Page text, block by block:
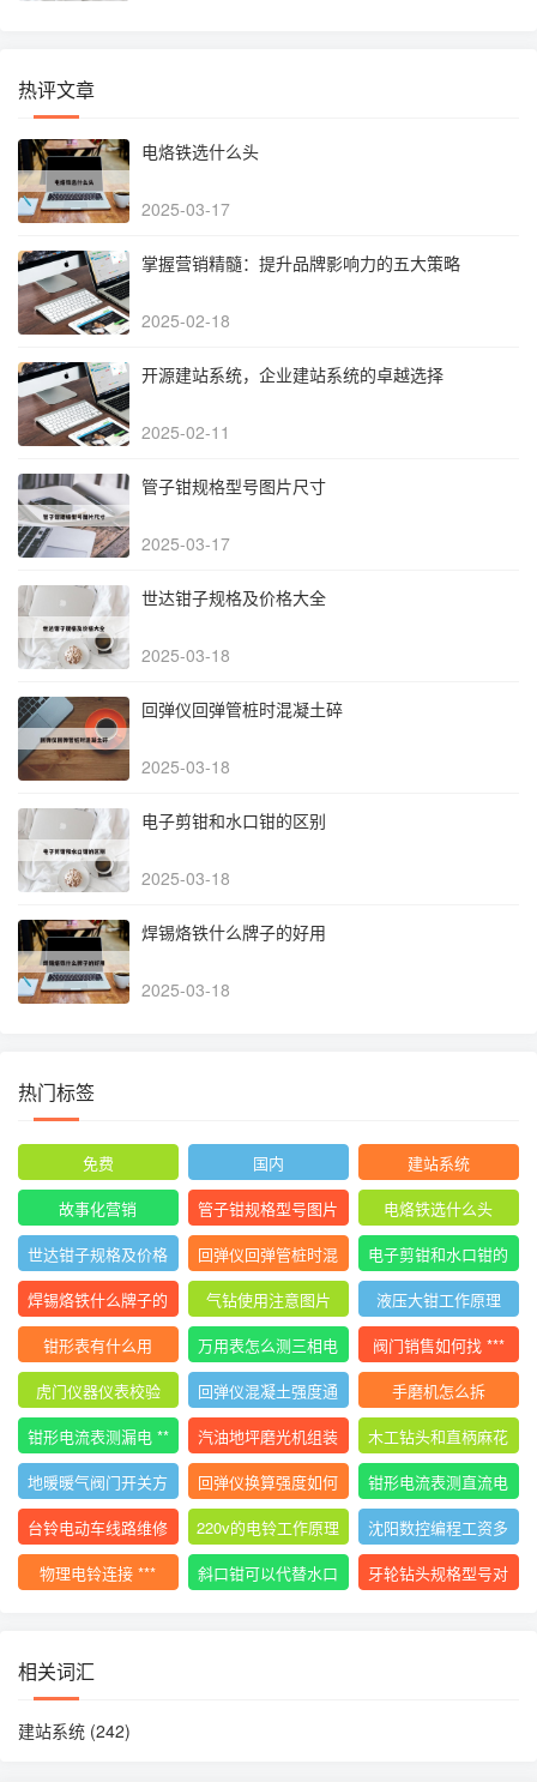
热评文章
电烙铁选什么头
2025-03-17
掌握营销精髓：提升品牌影响力的五大策略
2025-02-18
开源建站系统，企业建站系统的卓越选择
2025-02-11
管子钳规格型号图片尺寸
2025-03-17
世达钳子规格及价格大全
2025-03-18
回弹仪回弹管桩时混凝土碎
2025-03-18
电子剪钳和水口钳的区别
2025-03-18
焊锡烙铁什么牌子的好用
2025-03-18
热门标签
免费 国内
建站系统
故事化营销
管子钳规格型号图片
尺寸
电烙铁选什么头
世达钳子规格及价格
大全
回弹仪回弹管桩时混
凝土碎
电子剪钳和水口钳的
区别
焊锡烙铁什么牌子的
好用
气钻使用注意图片
液压大钳工作原理
钳形表有什么用
万用表怎么测三相电
压平衡
阀门销售如何找 ***
虎门仪器仪表校验
回弹仪混凝土强度通
用计算公式
手磨机怎么拆
钳形电流表测漏电 **
*
汽油地坪磨光机组装
使用视频
木工钻头和直柄麻花
钻
地暖暖气阀门开关方
向图解视频
回弹仪换算强度如何
计算
钳形电流表测直流电
流的 ***
台铃电动车线路维修
技巧
220v的电铃工作原理
沈阳数控编程工资多
少
物理电铃连接 ***
斜口钳可以代替水口
牙轮钻头规格型号对
相关词汇
建站系统 (242)